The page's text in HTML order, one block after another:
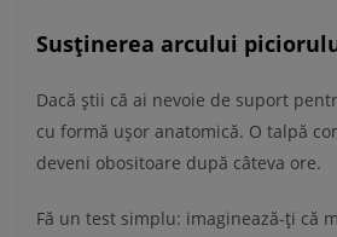
Susținerea arcului
Dacă știi că ai nevoie de suport
cu formă ușor anatomică. O talpă
deveni obositoare după câteva ore.
Fă un test simplu: imaginează-ți că